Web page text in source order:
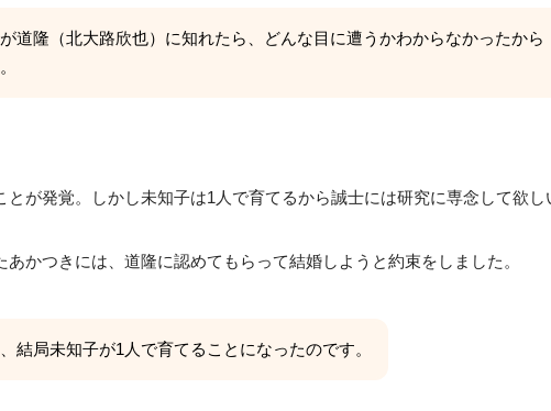
道隆（北大路欣也）に知れたら、どんな目に遭うかわからなかったから
とが発覚。しかし未知子は1人で育てるから誠士には研究に専念して欲し
かつきには、道隆に認めてもらって結婚しようと約束をしました。
結局未知子が1人で育てることになったのです。